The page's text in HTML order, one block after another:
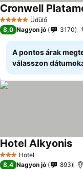
5 KategóriaÜdülő
Cronwell
8,0 Nagyon jó 3170
A pontos árak
válasszon
3 Kategória
Hotel
Hotel Alkyonis
8,4 Nagyon jó 893